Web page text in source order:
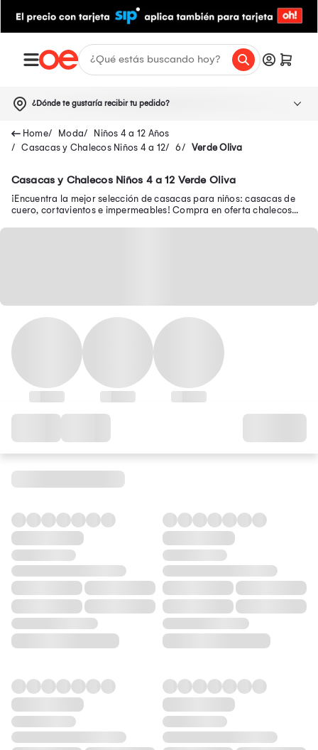
¿Dónde te gustaría recibir tu pedido?
Moda
Niños 4 a 12 Años
Casacas y Chalecos Niños 4 a 12
6 Verde Oliva
Casacas y Chalecos Niños 4 a 12 Verde Oliva
¡Encuentra la mejor selección de casacas para niños: casacas de
cuero, cortavientos e impermeables! Compra en oferta chalecos